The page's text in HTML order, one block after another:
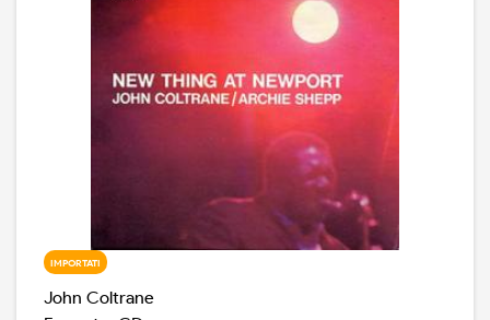
IMPORTATI
John Coltrane